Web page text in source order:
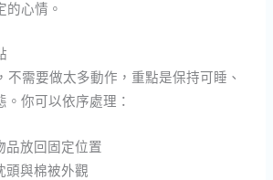
的心情。
不需要做太多動作，重點是保持可睡、
你可以依序處理：
品放回固定位置
頭與棉被外觀